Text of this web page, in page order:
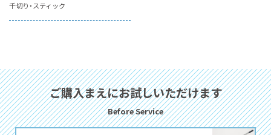
千切り スティック
ご購⼊まえにお試しいただけます
Before Service